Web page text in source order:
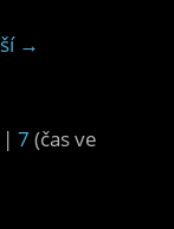
→
| 7 (čas ve